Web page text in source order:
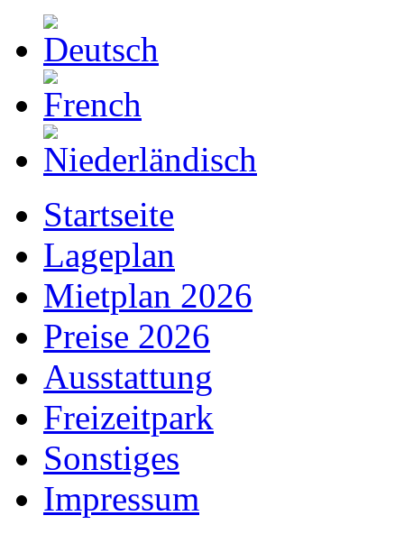
Startseite
Lageplan
Mietplan 2026
Preise 2026
Ausstattung
Freizeitpark
Sonstiges
Impressum